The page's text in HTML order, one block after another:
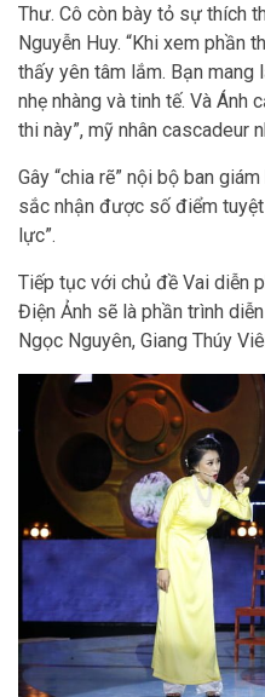
Thư. Cô còn bày tỏ sự thích
Nguyễn Huy. “Khi xem phần
thấy yên tâm lắm. Bạn
nhẹ nhàng và tinh tế. Và Ánh
thi này”, mỹ nhân cascadeur
Gây “chia rẽ” nội bộ ban
sắc nhận được số điểm
lực”.
Tiếp tục với chủ đề Vai diễn
Điện Ảnh sẽ là phần trình
Ngọc Nguyên, Giang Thúy